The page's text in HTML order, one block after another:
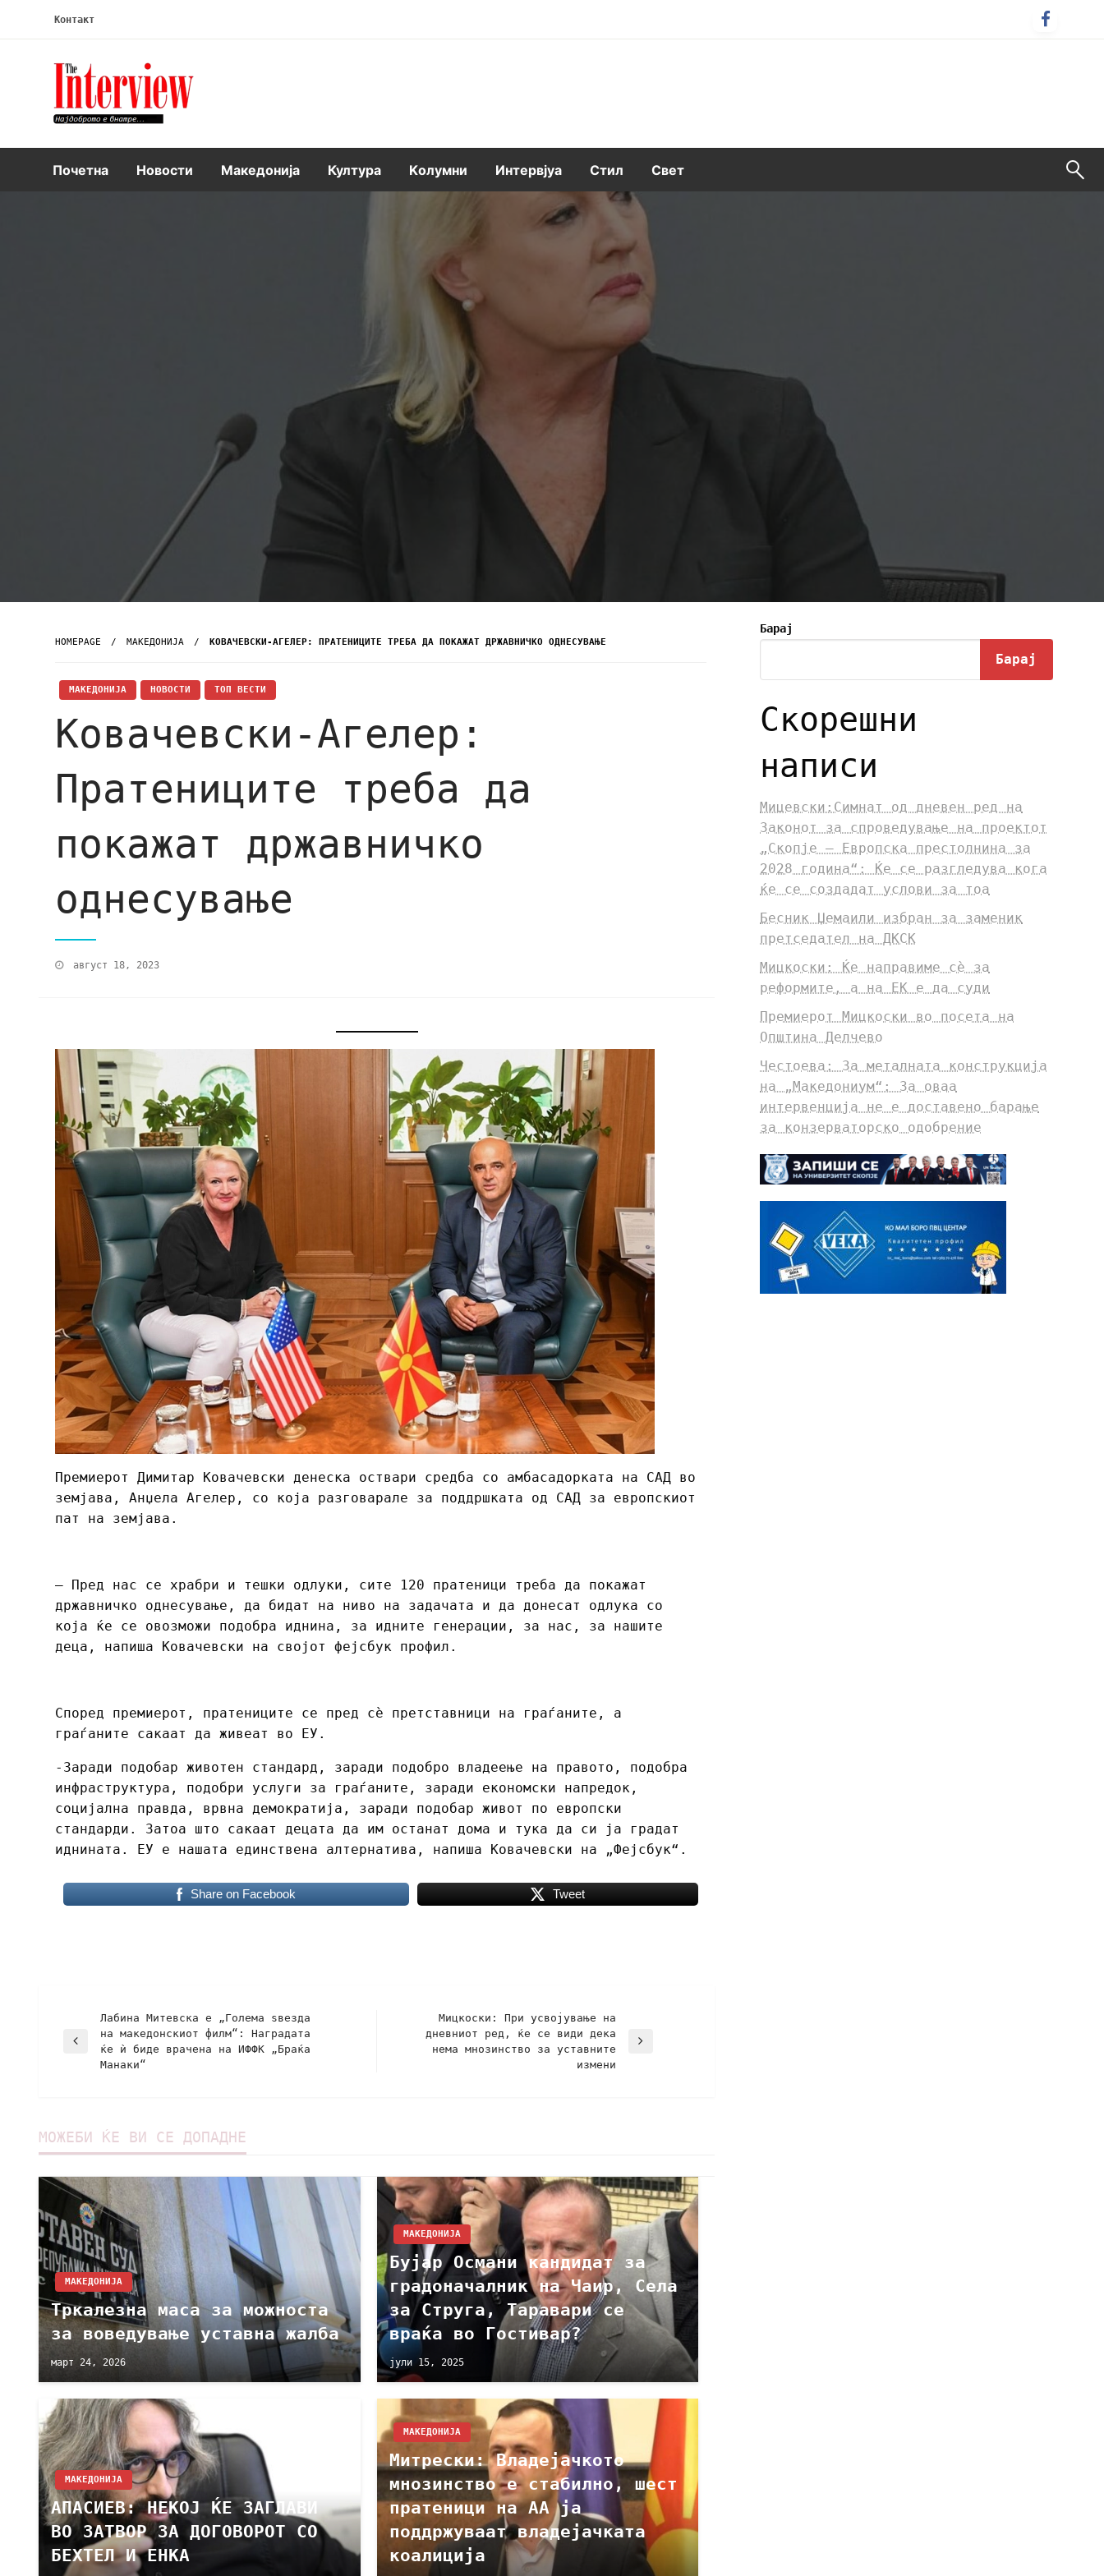
Контакт
Интервју
Почетна Новости Македонија Култура Kолумни Интервјуа Стил Свет
HOMEPAGE МАКЕДОНИЈА КОВАЧЕВСКИ-АГЕЛЕР: ПРАТЕНИЦИТЕ ТРЕБА ДА ПОКАЖАТ ДРЖАВНИЧКО ОДНЕСУВАЊЕ
МАКЕДОНИЈА НОВОСТИ ТОП ВЕСТИ
Ковачевски-Агелер:
Пратениците треба да
покажат државничко
однесување
август 18, 2023
Премиерот Димитар Ковачевски денеска оствари средба со амбасадорката на САД во
земјава, Анџела Агелер, со која разговарале за поддршката од САД за европскиот
пат на земјава.
– Пред нас се храбри и тешки одлуки, сите 120 пратеници треба да покажат
државничко однесување, да бидат на ниво на задачата и да донесат одлука со
која ќе се овозможи подобра иднина, за идните генерации, за нас, за нашите
деца, напиша Ковачевски на својот фејсбук профил.
Според премиерот, пратениците се пред сѐ претставници на граѓаните, а
граѓаните сакаат да живеат во ЕУ.
-Заради подобар животен стандард, заради подобро владеење на правото, подобра
инфраструктура, подобри услуги за граѓаните, заради економски напредок,
социјална правда, врвна демократија, заради подобар живот по европски
стандарди. Затоа што сакаат децата да им останат дома и тука да си ја градат
иднината. ЕУ е нашата единствена алтернатива, напиша Ковачевски на „Фејсбук“.
Share on Facebook Tweet
Лабина Митевска е „Голема ѕвезда
на македонскиот филм“: Наградата
ќе ѝ биде врачена на ИФФК „Браќа
Манаки“
Мицкоски: При усвојување на
дневниот ред, ќе се види дека
нема мнозинство за уставните
измени
МОЖЕБИ ЌЕ ВИ СЕ ДОПАДНЕ
МАКЕДОНИЈА
Тркалезна маса за можноста
за воведување уставна жалба
март 24, 2026
МАКЕДОНИЈА
Бујар Османи кандидат за
градоначалник на Чаир, Села
за Струга, Таравари се
враќа во Гостивар?
јули 15, 2025
МАКЕДОНИЈА
АПАСИЕВ: НЕКОЈ ЌЕ ЗАГЛАВИ
ВО ЗАТВОР ЗА ДОГОВОРОТ СО
БЕХТЕЛ И ЕНКА
МАКЕДОНИЈА
Митрески: Владејачкото
мнозинство е стабилно, шест
пратеници на АА ја
поддржуваат владејачката
коалиција
Барај
Барај
Скорешни
написи
Мицевски:Симнат од дневен ред на
Законот за спроведување на проектот
„Скопје – Европска престолнина за
2028 година“: Ќе се разгледува кога
ќе се создадат услови за тоа
Бесник Џемаили избран за заменик
претседател на ДКСК
Мицкоски: Ќе направиме сè за
реформите, а на ЕК е да суди
Премиерот Мицкоски во посета на
Општина Делчево
Честоева: За металната конструкција
на „Македониум“: За оваа
интервенција не е доставено барање
за конзерваторско одобрение